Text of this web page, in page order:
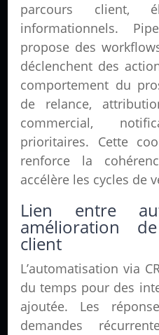
parcours client,
informationnels.
propose des
déclenchent des
comportement du
de relance,
commercial,
prioritaires. Cette
renforce la
accélère les cycles de
Lien entre
amélioration
client
L’automatisation via
du temps pour des
ajoutée. Les
demandes